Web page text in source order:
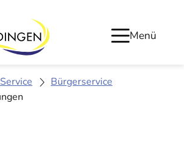
Menü
Bürgerservice